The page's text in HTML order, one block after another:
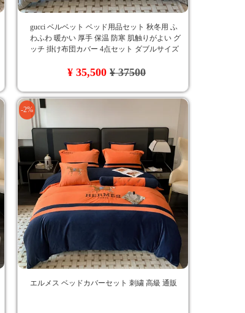
gucci ベルベット ベッド用品セット 秋冬用 ふ
わふわ 暖かい 厚手 保温 防寒 肌触りがよい グ
ッチ 掛け布団カバー 4点セット ダブルサイズ
¥ 35,500¥ 37500
-2%
エルメス ベッドカバーセット 刺繍 高級 通販